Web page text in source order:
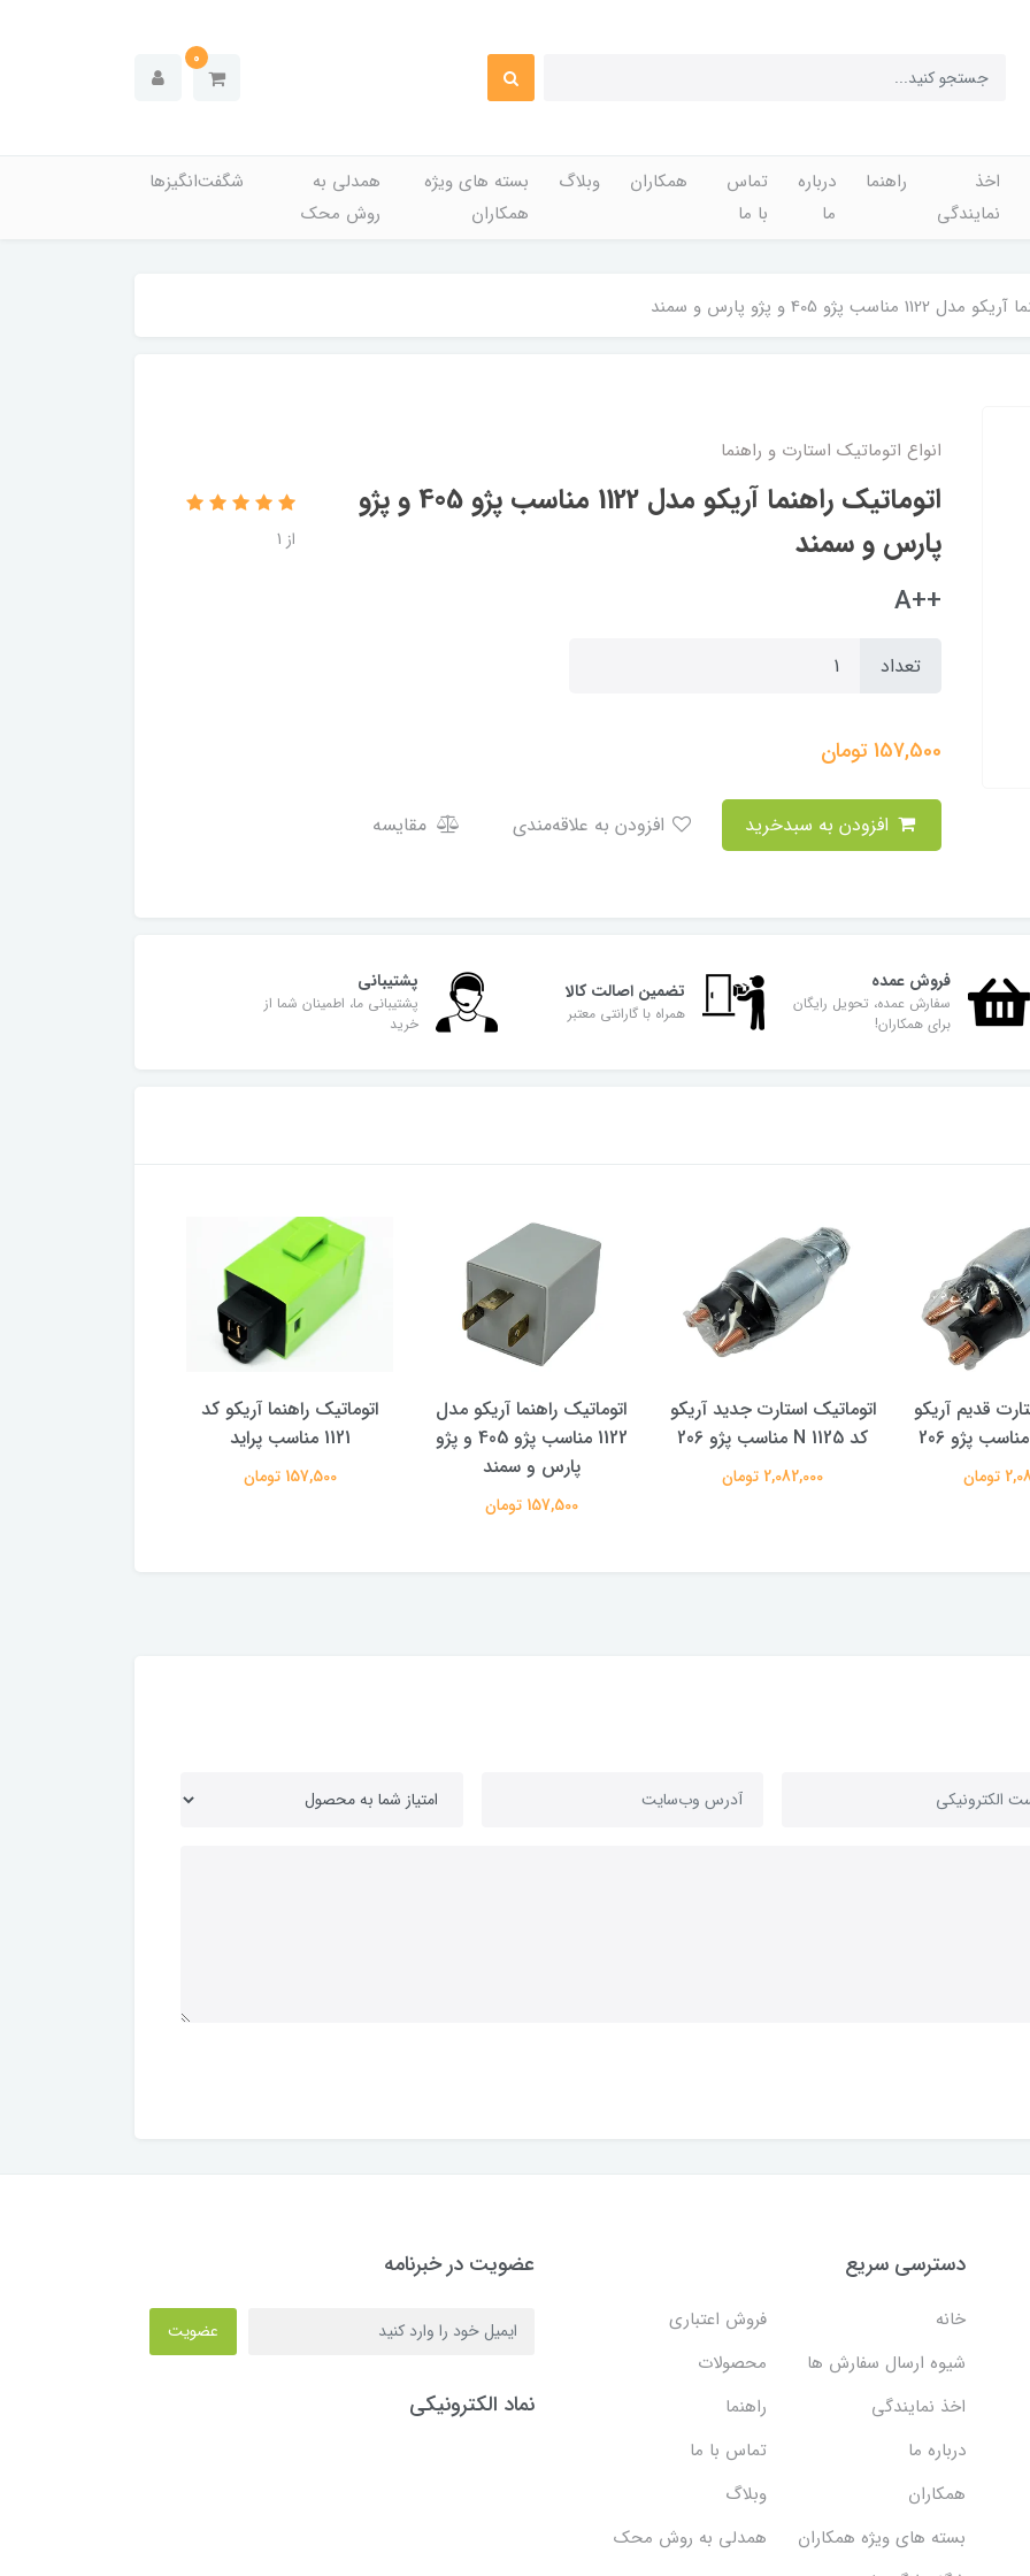
0
اخذ
نمایندگی
راهنما
درباره
ما
تماس
با ما
همکاران وبلاگ
بسته های ویژه
همکاران
همدلی به
روش محک
شگفت‌انگیزها
پژو 405 و پژو پارس و سمند
انواع اتوماتیک استارت و راهنما
اتوماتیک راهنما آریکو مدل 1122 مناسب پژو 405 و پژو
پارس و سمند
از 1
++A
تعداد
157,500تومان
مقایسه
فروش عمده
سفارش عمده، تحویل رایگان
برای همکاران!
تضمین اصالت کالا
همراه با گارانتی معتبر
پشتیبانی
پشتیبانی ما، اطمینان شما از
خرید
قدیم آریکو
اتوماتیک استارت جدید آریکو
کد 1125 N مناسب پژو 206
2,082,000 تومان
اتوماتیک راهنما آریکو مدل
1122 مناسب پژو 405 و پژو
پارس و سمند
157,500 تومان
اتوماتیک راهنما آریکو کد
1121 مناسب پراید
157,500 تومان
دسترسی سریع
خانه
فروش اعتباری
شیوه ارسال سفارش ها
محصولات
اخذ نمایندگی
راهنما
درباره ما
تماس با ما
همکاران
وبلاگ
بسته های ویژه همکاران
همدلی به روش محک
عضویت در خبرنامه
عضویت
نماد الکترونیکی